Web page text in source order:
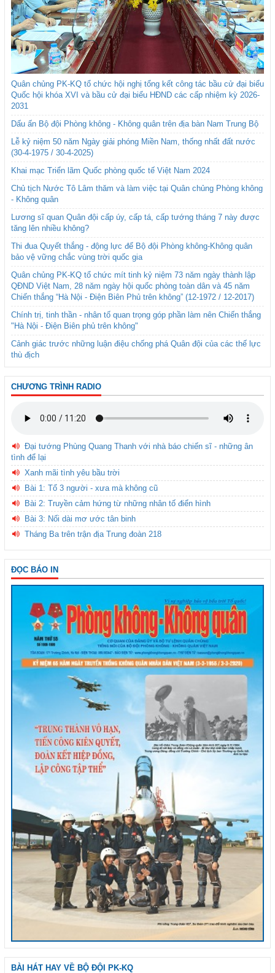
Quân chủng PK-KQ tổ chức hội nghị tổng kết công tác bầu cử đại biểu
Quốc hội khóa XVI và bầu cử đại biểu HĐND các cấp nhiệm kỳ 2026-
2031
Dấu ấn Bộ đội Phòng không - Không quân trên địa bàn Nam Trung Bộ
Lễ kỷ niệm 50 năm Ngày giải phóng Miền Nam, thống nhất đất nước
(30-4-1975 / 30-4-2025)
Khai mạc Triển lãm Quốc phòng quốc tế Việt Nam 2024
Chủ tịch Nước Tô Lâm thăm và làm việc tại Quân chủng Phòng không
- Không quân
Lương sĩ quan Quân đội cấp úy, cấp tá, cấp tướng tháng 7 này được
tăng lên nhiều không?
Thi đua Quyết thắng - động lực để Bộ đội Phòng không-Không quân
bảo vệ vững chắc vùng trời quốc gia
Quân chủng PK-KQ tổ chức mít tinh kỷ niệm 73 năm ngày thành lập
QĐND Việt Nam, 28 năm ngày hội quốc phòng toàn dân và 45 năm
Chiến thắng “Hà Nội - Điện Biên Phủ trên không” (12-1972 / 12-2017)
Chính trị, tinh thần - nhân tố quan trọng góp phần làm nên Chiến thắng
"Hà Nội - Điện Biên phủ trên không"
Cảnh giác trước những luận điệu chống phá Quân đội của các thế lực
thù địch
CHƯƠNG TRÌNH RADIO
Đại tướng Phùng Quang Thanh với nhà báo chiến sĩ - những ân
tình để lại
Xanh mãi tình yêu bầu trời
Bài 1: Tổ 3 người - xưa mà không cũ
Bài 2: Truyền cảm hứng từ những nhân tố điển hình
Bài 3: Nối dài mơ ước tân binh
Tháng Ba trên trận địa Trung đoàn 218
ĐỌC BÁO IN
BÀI HÁT HAY VỀ BỘ ĐỘI PK-KQ